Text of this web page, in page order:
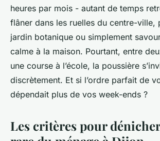
heures par mois - autant de temps
flâner dans les ruelles du centre-ville,
jardin botanique ou simplement
calme à la maison. Pourtant, entre
une course à l’école, la poussière
discrètement. Et si l’ordre parfait de
dépendait plus de vos week-ends ?
Les critères pour